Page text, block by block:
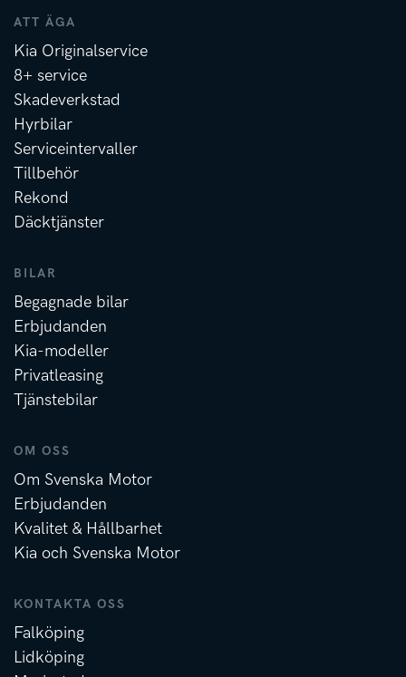
ATT ÄGA
Kia Originalservice
8+ service
Skadeverkstad
Hyrbilar
Serviceintervaller
Tillbehör
Rekond
Däcktjänster
BILAR
Begagnade bilar
Erbjudanden
Kia-modeller
Privatleasing
Tjänstebilar
OM OSS
Om Svenska Motor
Erbjudanden
Kvalitet & Hållbarhet
Kia och Svenska Motor
KONTAKTA OSS
Falköping
Lidköping